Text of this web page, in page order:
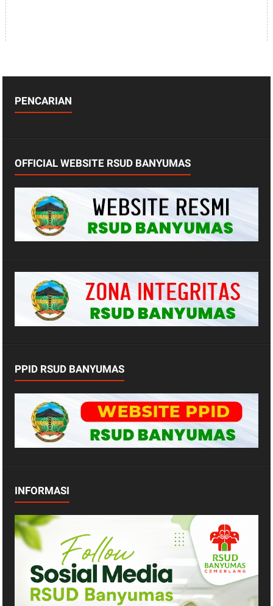
PENCARIAN
OFFICIAL WEBSITE RSUD BANYUMAS
PPID RSUD BANYUMAS
INFORMASI